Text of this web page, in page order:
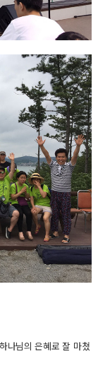
나님의 은혜로 잘 마쳤